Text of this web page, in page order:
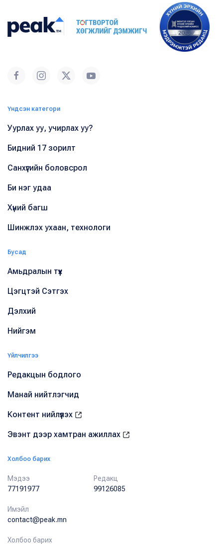
Үндсэн категори
Уурлах уу, учирлах уу?
Бидний 17 зорилт
Санхүүгийн боловсрол
Би нэг удаа
Хүний багш
Шинжлэх ухаан, технологи
Бусад
Амьдралын түүх
Цэгцтэй Сэтгэх
Дэлхий
Нийгэм
Үйлчилгээ
Редакцын бодлого
Манай нийтлэгчид
Контент нийлүүлэх
Эвэнт дээр хамтран ажиллах
Холбоо барих
Мэдээ
77191977
Редакц
99126085
Имэйл
contact@peak.mn
Холбоо барих